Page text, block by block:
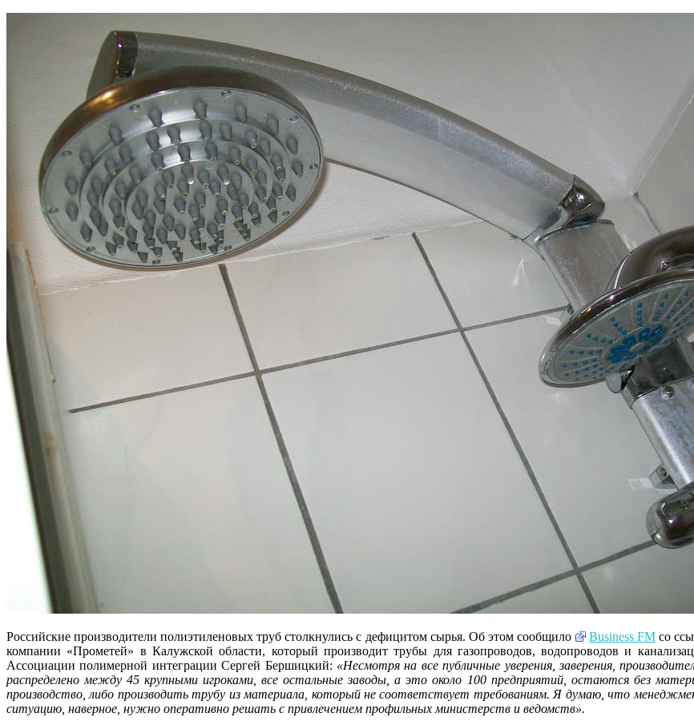
Российские производители полиэтиленовых труб столкнулись с дефицитом сырья. Об этом сообщило Business FM со
компании «Прометей» в Калужской области, который производит трубы для газопроводов, водопроводов и
Ассоциации полимерной интеграции Сергей Бершицкий: «Несмотря на все публичные уверения, заверения,
распределено между 45 крупными игроками, все остальные заводы, а это около 100 предприятий, остаются без
производство, либо производить трубу из материала, который не соответствует требованиям. Я думаю, что
ситуацию, наверное, нужно оперативно решать с привлечением профильных министерств и ведомств».